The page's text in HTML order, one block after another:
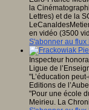
la
Lettres) et de la
en vidéo (3500
S'abonner au flux
Inspecteur
Ligue de
"L’éducation
Editions de
"Pour une école
Meirieu. La